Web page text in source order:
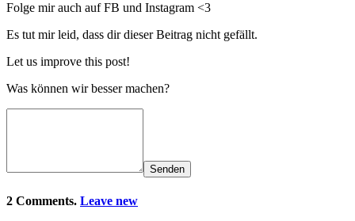
Folge mir auch auf FB und Instagram <3
Es tut mir leid, dass dir dieser Beitrag nicht gefällt.
Let us improve this post!
Was können wir besser machen?
Senden
2 Comments. Leave new